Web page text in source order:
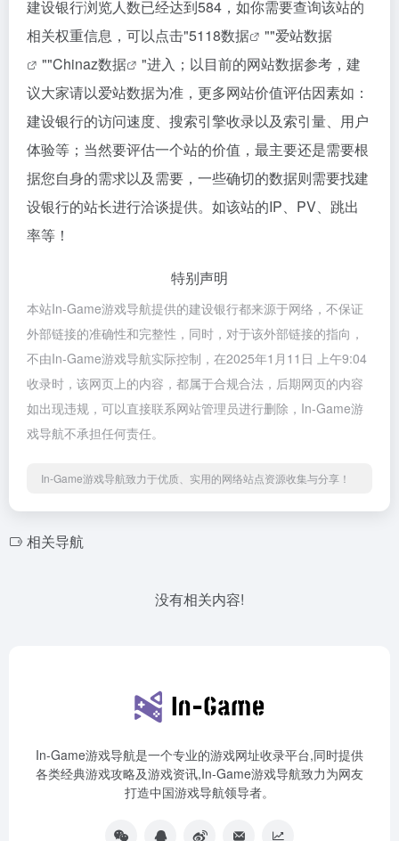
建设银行浏览人数已经达到584，如你需要查询该站的
相关权重信息，可以点击"5118数据 ""爱站数据
""Chinaz数据
"进入；以目前的网站数据参考，建
议大家请以爱站数据为准，更多网站价值评估因素如：
建设银行的访问速度、搜索引擎收录以及索引量、用户
体验等；当然要评估一个站的价值，最主要还是需要根
据您自身的需求以及需要，一些确切的数据则需要找建
设银行的站长进行洽谈提供。如该站的IP、PV、跳出
率等！
特别声明
本站In-Game游戏导航提供的建设银行都来源于网络，不保证
外部链接的准确性和完整性，同时，对于该外部链接的指向，
不由In-Game游戏导航实际控制，在2025年1月11日 上午9:04
收录时，该网页上的内容，都属于合规合法，后期网页的内容
如出现违规，可以直接联系网站管理员进行删除，In-Game游
戏导航不承担任何责任。
In-Game游戏导航致力于优质、实用的网络站点资源收集与分享！
相关导航
没有相关内容!
In-Game游戏导航是一个专业的游戏网址收录平台,同时提供
各类经典游戏攻略及游戏资讯,In-Game游戏导航致力为网友
打造中国游戏导航领导者。